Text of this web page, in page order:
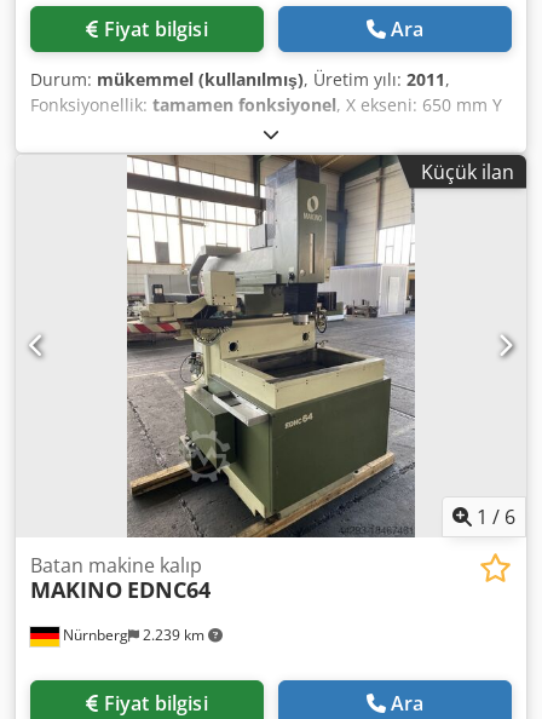
Fiyat bilgisi Ara
Durum: mükemmel (kullanılmış), Üretim yılı: 2011,
Fonksiyonellik: tamamen fonksiyonel, X ekseni: 650 mm Y
ekseni: 325 mm Z ekseni: 350 mm B ekseni: 130 derece C
ekseni: 360 derece Mil devir hızı: 30.000 dev/dak Mil
bağlama: HSK 50 Takım değiştirici: 60 konum Kontrol
sistemi: Makino Professional 5 Dsdpezapp Hjfx Ah Ejck
Hibrit uzunluk ölçüm sistemi dahil Problar dahil Yaklaşık
60 adet HSK 50 takım tutucu (MST + Rego Fix) dahil Mil
yenilenmiştir X + Y bilyalı vidalar 2024 yılında
değiştirilmiştir Makine şu anda yaklaşık 32.000 mil saati
çalışmış olup hâlâ faal üretimdedir Yaklaşık 46. haftadan /
2026 itibaren müsait Enerji altında inceleme önceden
randevu ile her zaman mümkündür
Küçük ilan
1 / 6
Nürnberg 2.239 km
Batan makine kalıp
MAKINO EDNC64
Fiyat bilgisi Ara